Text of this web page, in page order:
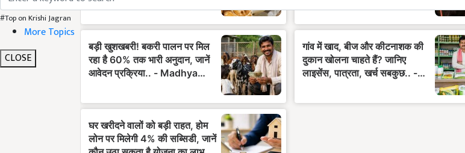
#Top on Krishi Jagran
More Topics
CLOSE